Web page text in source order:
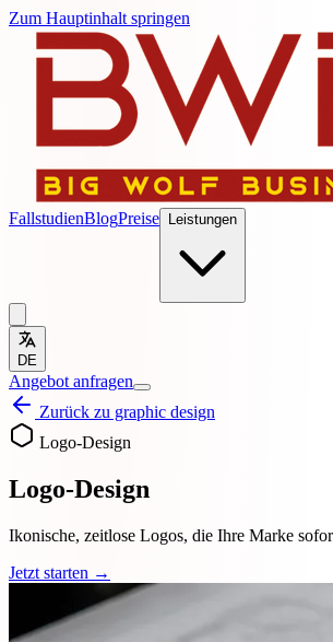
Zum Hauptinhalt springen
FallstudienBlogPreise Leistungen
DE
Angebot anfragen
Zurück zu graphic design
Logo-Design
Logo-Design
Ikonische, zeitlose Logos, die Ihre Marke
Jetzt starten →